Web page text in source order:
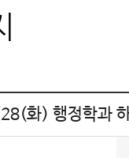
화) 행정학과 하